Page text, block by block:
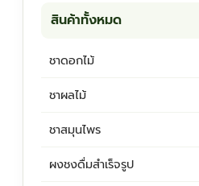
สินค้าทั้งหมด
ชาดอกไม้
ชาผลไม้
ชาสมุนไพร
ผงชงดื่มสำเร็จรูป